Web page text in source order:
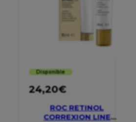
Disponible
24,20€
ROC RETINOL
CORREXION LINE